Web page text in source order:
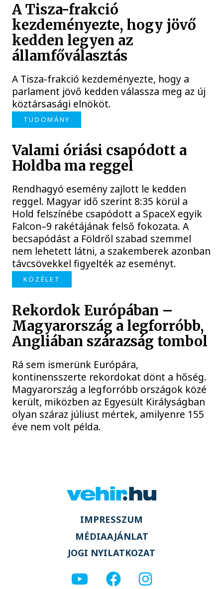
A Tisza-frakció
kezdeményezte, hogy jövő
kedden legyen az
államfőválasztás
A Tisza-frakció kezdeményezte, hogy a
parlament jövő kedden válassza meg az új
köztársasági elnököt.
TUDOMÁNY
Valami óriási csapódott a
Holdba ma reggel
Rendhagyó esemény zajlott le kedden
reggel. Magyar idő szerint 8:35 körül a
Hold felszínébe csapódott a SpaceX egyik
Falcon–9 rakétájának felső fokozata. A
becsapódást a Földről szabad szemmel
nem lehetett látni, a szakemberek azonban
távcsövekkel figyelték az eseményt.
KÖZÉLET
Rekordok Európában –
Magyarország a legforróbb,
Angliában szárazság tombol
Rá sem ismerünk Európára,
kontinensszerte rekordokat dönt a hőség.
Magyarország a legforróbb országok közé
került, miközben az Egyesült Királyságban
olyan száraz júliust mértek, amilyenre 155
éve nem volt példa.
IMPRESSZUM
MÉDIAAJÁNLAT
JOGI NYILATKOZAT